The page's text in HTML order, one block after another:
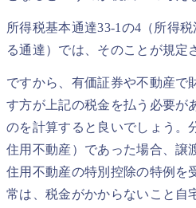
所得税基本通達33-1の4（所得
る通達）では、そのことが規定
ですから、有価証券や不動産で
す方が上記の税金を払う必要が
のを計算すると良いでしょう。
住用不動産）であった場合、譲
住用不動産の特別控除の特例を
常は、税金がかからないこと自